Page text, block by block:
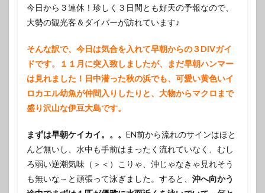
今日から３連休！珍しく３日間とも好天の予報なので、
大勢の観光客＆ダイバーが訪れています♪
そんな訳で、今日は気合を入れて早朝からの３DIVガイ
ドです。１１月に突入致しましたが、まだ早朝ハンマー
は見れました！日中潜った秋の浜でも、可愛い黄色いイ
ロカエル幼魚が仲間入りしたりと、大物からマクロまで
盛り沢山な伊豆大島です。
まずは早朝ケイカイ。。。 EN前から流れのサインはほと
んど無いし、水中も手前はまったく流れていなく、むし
ろ弱い逆潮気味（＞＜）こりゃ、沖じゃなきゃ見れそう
も無いな～と頑張って泳ぎました。すると、 沖へ向かう